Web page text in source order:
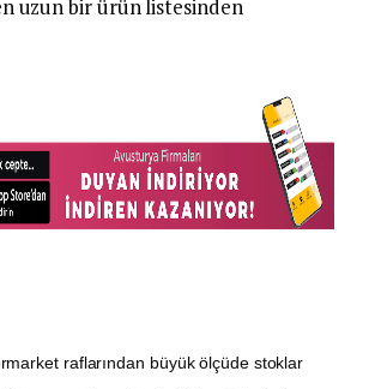
uzun bir ürün listesinden
raflarından büyük ölçüde stoklar